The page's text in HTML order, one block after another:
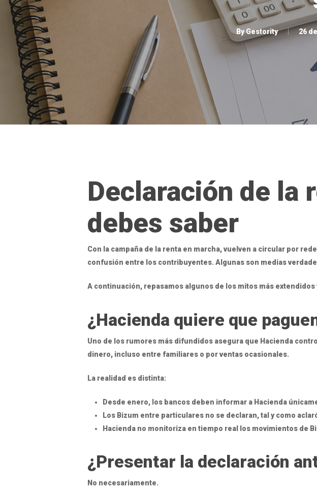
ByGestority 26
Declaración de la
debes saber
Con la campaña de la renta en marcha, vuelven a circular por
confusión entre los contribuyentes. Algunas son medias
A continuación, repasamos algunos de los mitos más
¿Hacienda quiere que
Uno de los rumores más difundidos asegura que Hacienda
dinero, incluso entre familiares o por ventas ocasionales.
La realidad es distinta:
Desde enero, los bancos deben informar a Hacienda
Los Bizum entre particulares no se declaran, tal y como
Hacienda no monitoriza en tiempo real los movimientos de
¿Presentar la declaración
No necesariamente.